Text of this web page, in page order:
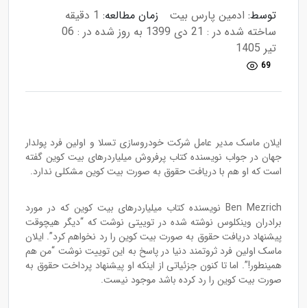
توسط: ادمین پارس بیت زمان مطالعه: 1 دقیقه
ساخته شده در : 21 دی 1399
به روز شده در : 06
تیر 1405
69
ایلان ماسک مدیر عامل شرکت خودروسازی تسلا و اولین فرد پولدار
جهان در جواب نویسنده کتاب پرفروش میلیاردرهای بیت کوین گفته
است که او هم با دریافت حقوق به صورت بیت کوین مشکلی ندارد.
Ben Mezrich نویسنده کتاب میلیاردرهای بیت کوین که در مورد
برادران وینکلوس نوشته شده در توییتی نوشت که “دیگر هیچوقت
پیشنهاد دریافت حقوق به صورت بیت کوین را رد نخواهم کرد”. ایلان
ماسک اولین فرد ثروتمند دنیا در پاسخ به این توییت نوشت “من هم
همینطور!”. اما تا کنون جزئیاتی از اینکه او پیشنهاد پرداخت حقوق به
صورت بیت کوین را رد کرده باشد موجود نیست.